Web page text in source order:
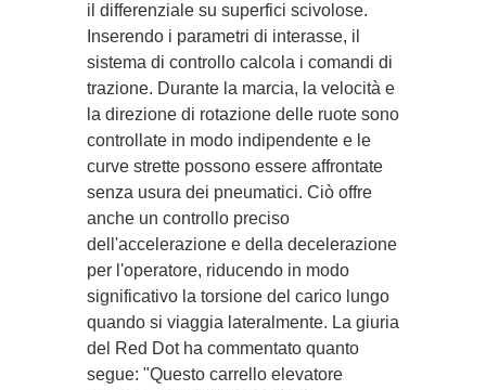
il differenziale su superfici scivolose.
Inserendo i parametri di interasse, il
sistema di controllo calcola i comandi di
trazione. Durante la marcia, la velocità e
la direzione di rotazione delle ruote sono
controllate in modo indipendente e le
curve strette possono essere affrontate
senza usura dei pneumatici. Ciò offre
anche un controllo preciso
dell'accelerazione e della decelerazione
per l'operatore, riducendo in modo
significativo la torsione del carico lungo
quando si viaggia lateralmente. La giuria
del Red Dot ha commentato quanto
segue: "Questo carrello elevatore